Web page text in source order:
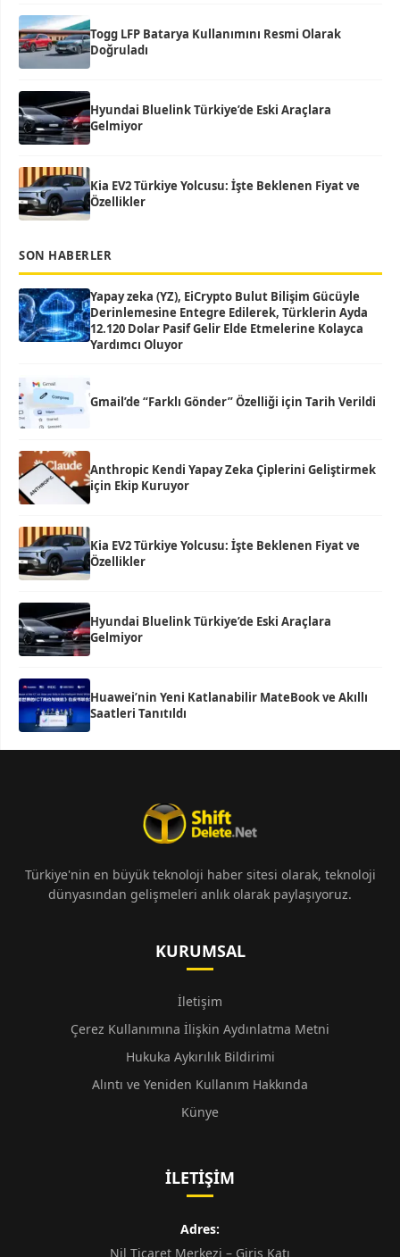
Togg LFP Batarya Kullanımını Resmi Olarak
Doğruladı
Hyundai Bluelink Türkiye’de Eski Araçlara
Gelmiyor
Kia EV2 Türkiye Yolcusu: İşte Beklenen Fiyat ve
Özellikler
SON HABERLER
Yapay zeka (YZ), EiCrypto Bulut Bilişim Gücüyle
Derinlemesine Entegre Edilerek, Türklerin Ayda
12.120 Dolar Pasif Gelir Elde Etmelerine Kolayca
Yardımcı Oluyor
Gmail’de “Farklı Gönder” Özelliği için Tarih Verildi
Anthropic Kendi Yapay Zeka Çiplerini Geliştirmek
için Ekip Kuruyor
Kia EV2 Türkiye Yolcusu: İşte Beklenen Fiyat ve
Özellikler
Hyundai Bluelink Türkiye’de Eski Araçlara
Gelmiyor
Huawei’nin Yeni Katlanabilir MateBook ve Akıllı
Saatleri Tanıtıldı
Türkiye'nin en büyük teknoloji haber sitesi olarak, teknoloji
dünyasından gelişmeleri anlık olarak paylaşıyoruz.
KURUMSAL
İletişim
Çerez Kullanımına İlişkin Aydınlatma Metni
Hukuka Aykırılık Bildirimi
Alıntı ve Yeniden Kullanım Hakkında
Künye
İLETIŞIM
Adres:
Nil Ticaret Merkezi – Giriş Katı